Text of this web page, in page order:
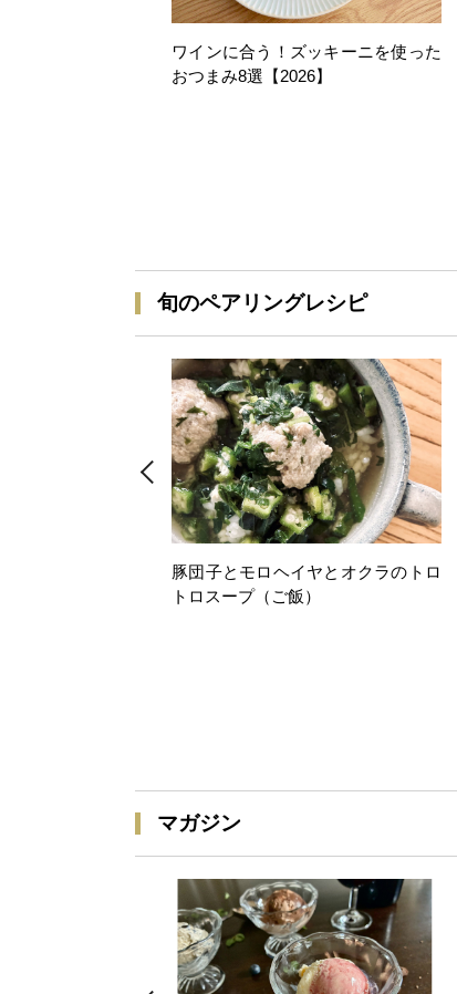
ワインに合う！ズッキーニを使った
おつまみ8選【2026】
旬のペアリングレシピ
豚団子とモロヘイヤとオクラのトロ
トロスープ（ご飯）
マガジン